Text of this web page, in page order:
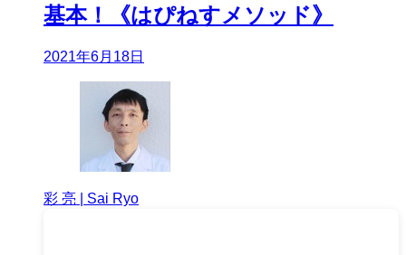
基本！《はぴねすメソッド》
2021年6月18日
彩 亮 | Sai Ryo